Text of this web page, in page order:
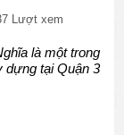
Lượt xem
là một trong
dựng tại Quận 3